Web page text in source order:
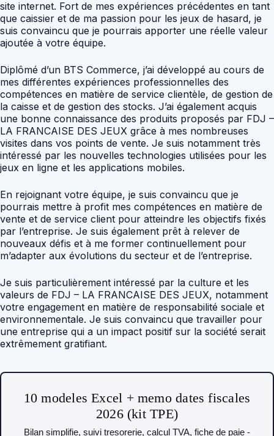
site internet. Fort de mes expériences précédentes en tant
que caissier et de ma passion pour les jeux de hasard, je
suis convaincu que je pourrais apporter une réelle valeur
ajoutée à votre équipe.
Diplômé d’un BTS Commerce, j’ai développé au cours de
mes différentes expériences professionnelles des
compétences en matière de service clientèle, de gestion de
la caisse et de gestion des stocks. J’ai également acquis
une bonne connaissance des produits proposés par FDJ –
LA FRANCAISE DES JEUX grâce à mes nombreuses
visites dans vos points de vente. Je suis notamment très
intéressé par les nouvelles technologies utilisées pour les
jeux en ligne et les applications mobiles.
En rejoignant votre équipe, je suis convaincu que je
pourrais mettre à profit mes compétences en matière de
vente et de service client pour atteindre les objectifs fixés
par l’entreprise. Je suis également prêt à relever de
nouveaux défis et à me former continuellement pour
m’adapter aux évolutions du secteur et de l’entreprise.
Je suis particulièrement intéressé par la culture et les
valeurs de FDJ – LA FRANCAISE DES JEUX, notamment
votre engagement en matière de responsabilité sociale et
environnementale. Je suis convaincu que travailler pour
une entreprise qui a un impact positif sur la société serait
extrêmement gratifiant.
10 modeles Excel + memo dates fiscales
2026 (kit TPE)
Bilan simplifie, suivi tresorerie, calcul TVA, fiche de paie -